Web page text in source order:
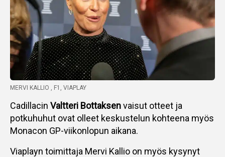
MERVI KALLIO , F1, VIAPLAY
Cadillacin Valtteri Bottaksenvaisut otteet ja
potkuhuhut ovat olleet keskustelun kohteena myös
Monacon GP-viikonlopun aikana.
Viaplayn toimittaja Mervi Kallio on myös kysynyt